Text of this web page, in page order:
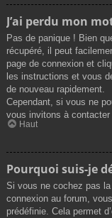
J’ai perdu mon
Pas de panique ! Bien
récupéré, il peut
page de connexion et
les instructions et vous
de nouveau rapidement.
Cependant, si vous ne
vous invitons à contacter
Haut
Pourquoi suis-je
Si vous ne cochez pas
connexion au forum,
prédéfinie. Cela permet